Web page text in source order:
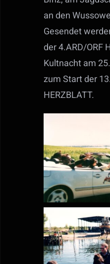
an den
Gesendet
der 4.ARD/ORF
Kultnacht am
zum Start der
HERZBLATT.